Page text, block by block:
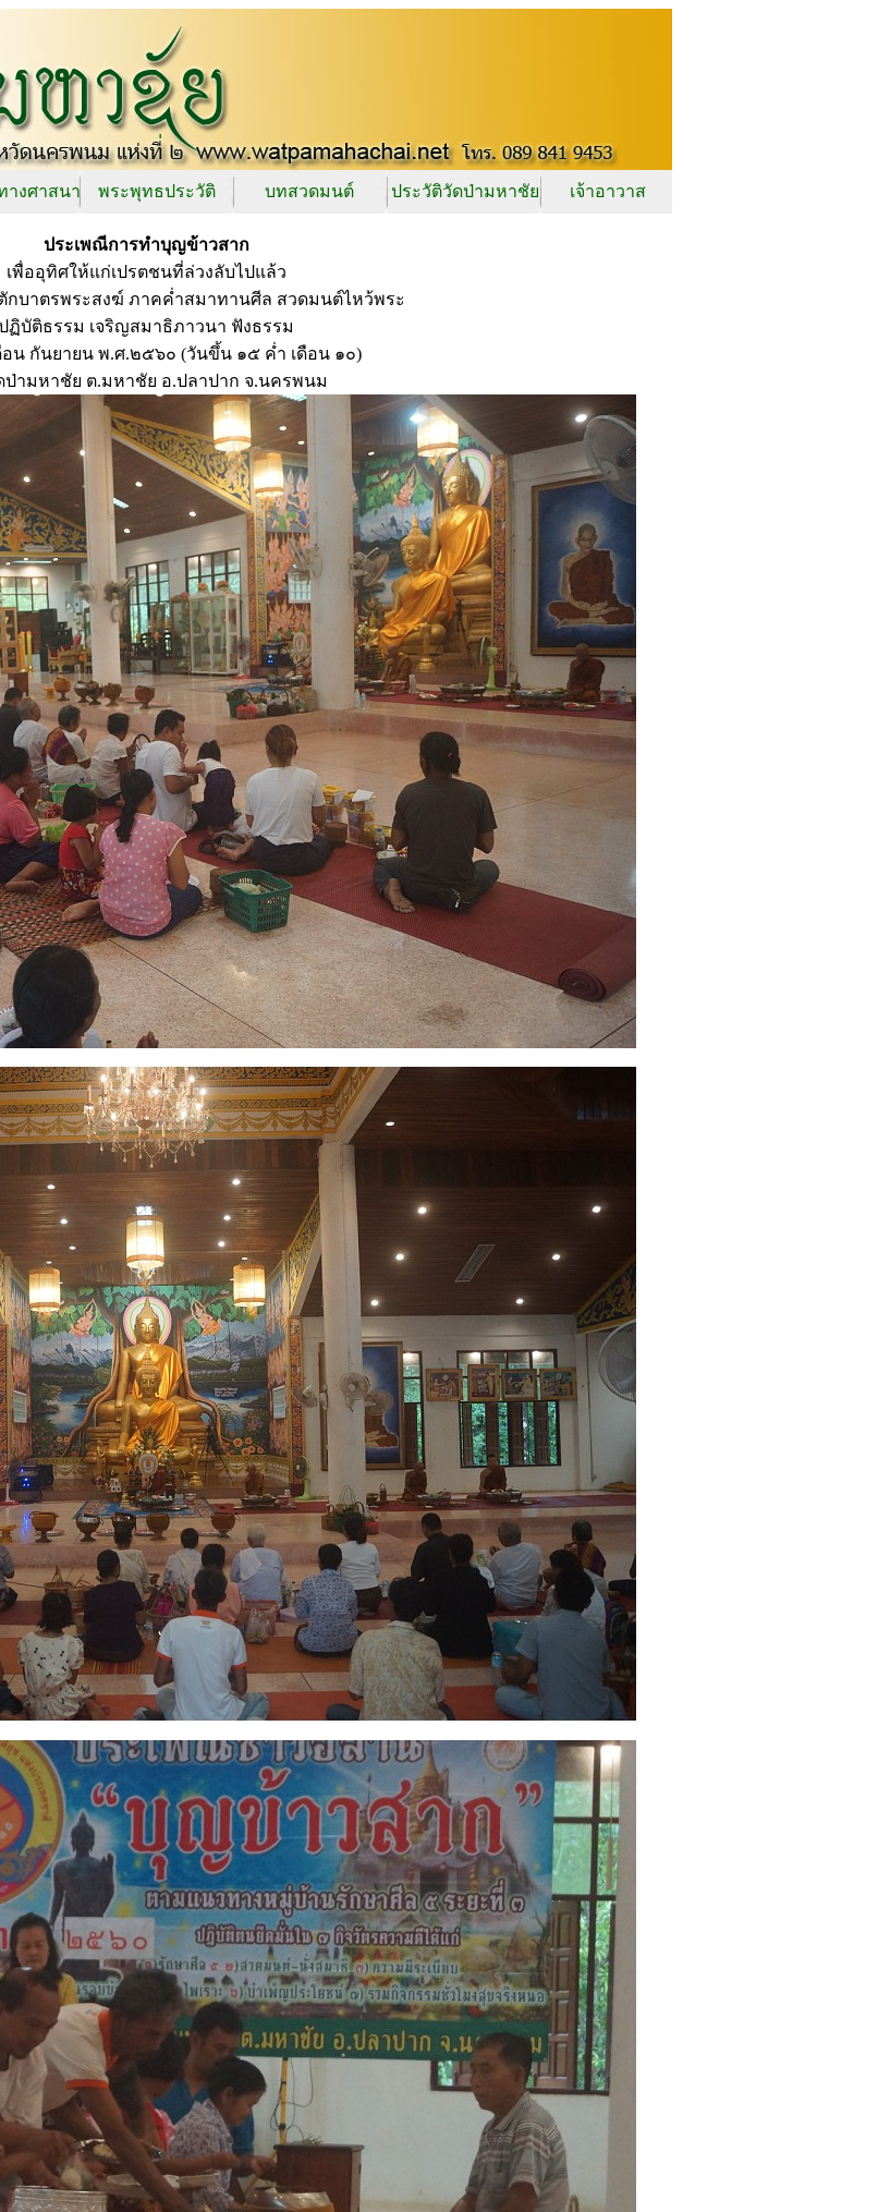
งศาสนา พระพุทธประวัติ บทสวดมนต์ ประวัติวัดป่ามหาชัย เจ้าอาวาส
ประเพณีการทำบุญข้าวสาก
เพื่ออุทิศให้แก่เปรตชนที่ล่วงลับไปแล้ว
กบาตรพระสงฆ์ ภาคค่ำสมาทานศีล สวดมนต์ไหว้พระ
ฏิบัติธรรม เจริญสมาธิภาวนา ฟังธรรม
อน กันยายน พ.ศ.๒๕๖๐ (วันขึ้น ๑๕ ค่ำ เดือน ๑๐)
ามหาชัย ต.มหาชัย อ.ปลาปาก จ.นครพนม